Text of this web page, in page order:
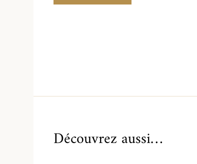
Découvrez aussi…